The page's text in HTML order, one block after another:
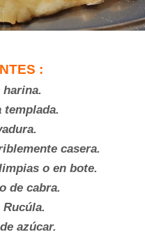
:
harina.
templada.
casera.
o en bote.
de cabra.
Rucúla.
azúcar.